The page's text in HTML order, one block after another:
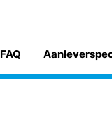
FAQ